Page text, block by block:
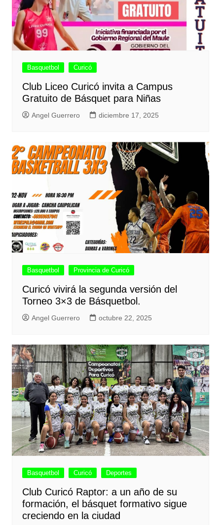
Basquetbol Curicó
Club Liceo Curicó invita a Campus
Gratuito de Básquet para Niñas
Angel Guerrero diciembre 17, 2025
Basquetbol Provincia de Curicó
Curicó vivirá la segunda versión del
Torneo 3×3 de Básquetbol.
Angel Guerrero octubre 22, 2025
Basquetbol Curicó Deportes
Club Curicó Raptor: a un año de su
formación, el básquet formativo sigue
creciendo en la ciudad